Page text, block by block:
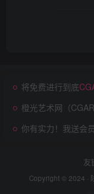
将免费进行到底
橙光艺术网（
你有实力！我送会
友
Copyright © 2024 ·